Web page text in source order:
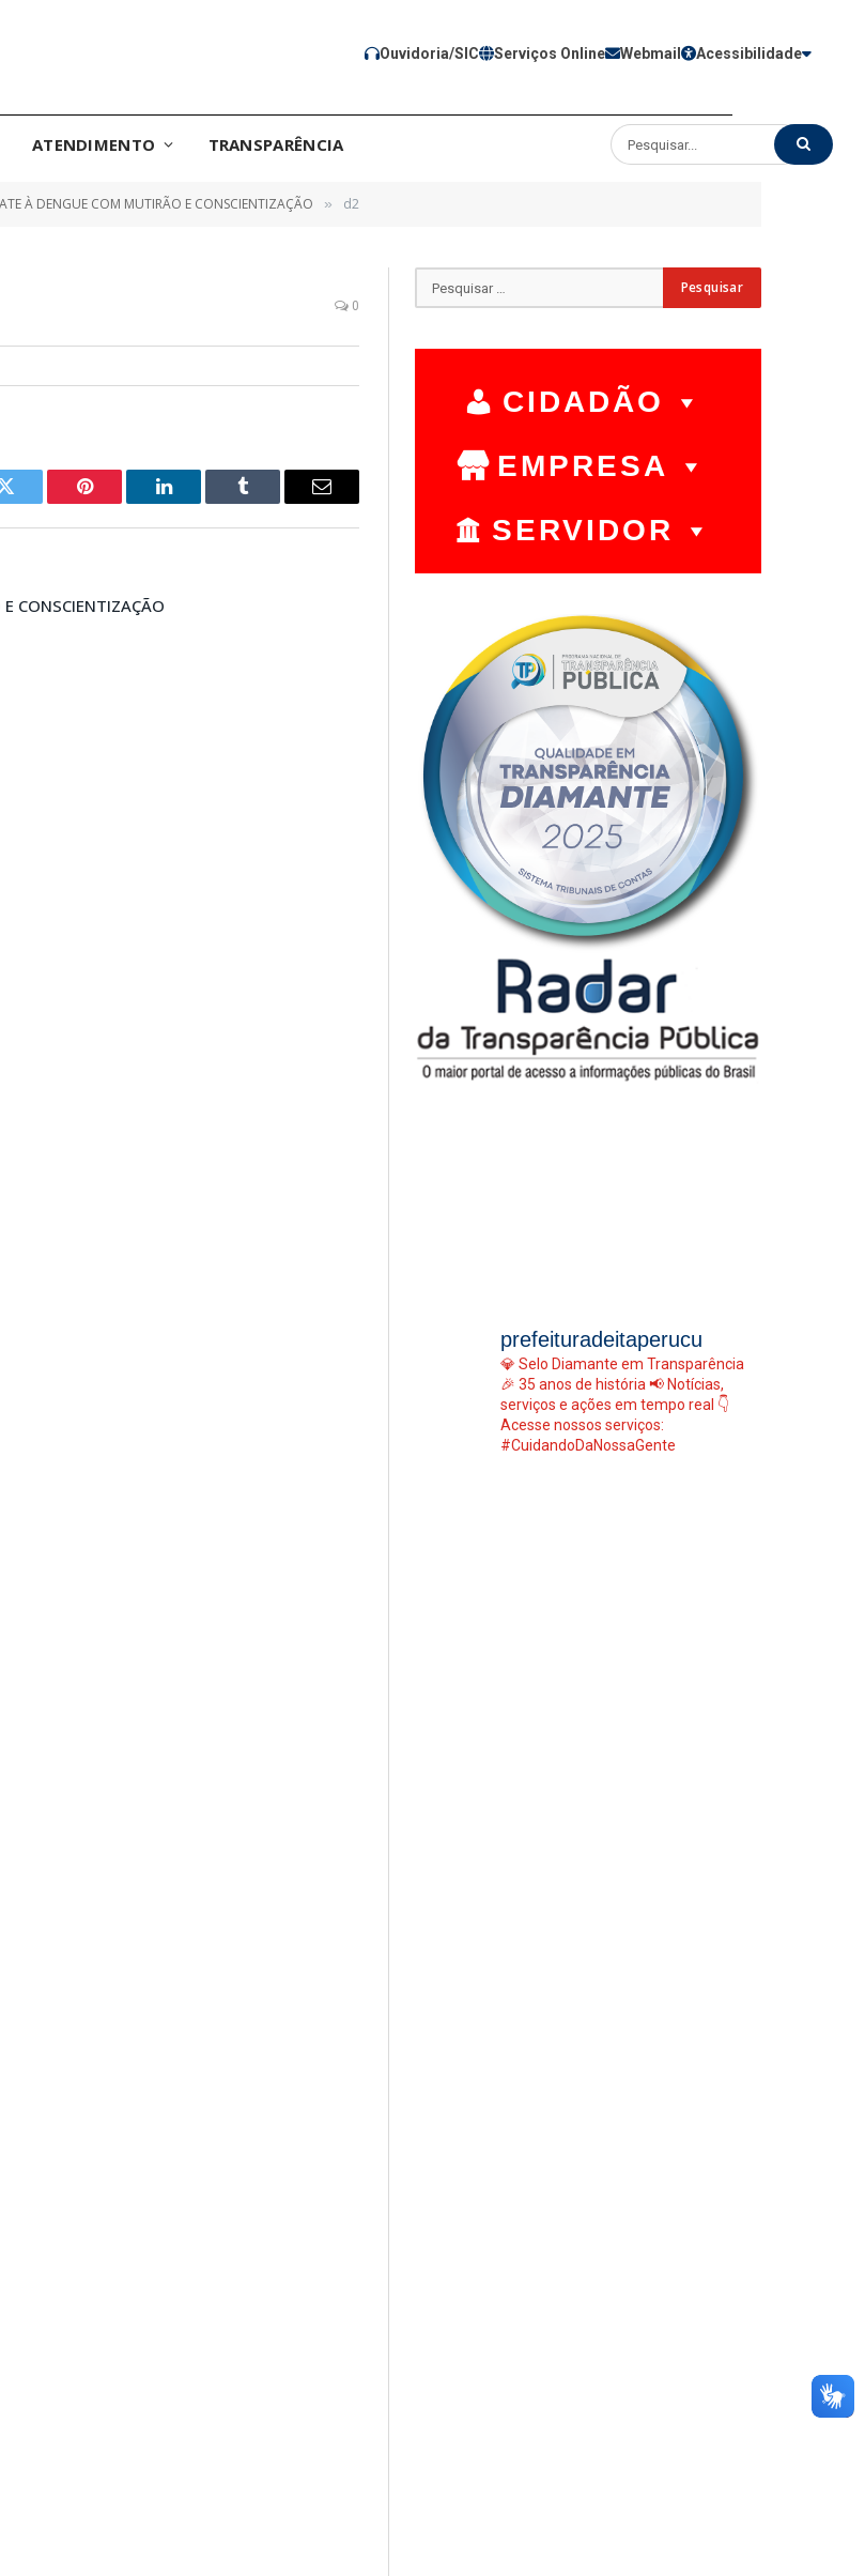
Ouvidoria/SIC Serviços Online Webmail Acessibilidade
ATENDIMENTO TRANSPARÊNCIA
À DENGUE COM MUTIRÃO E CONSCIENTIZAÇÃO » d2
0
Twitter Pinterest LinkedIn Tumblr
E-
CONSCIENTIZAÇÃO
CIDADÃO
EMPRESA
SERVIDOR
prefeituradeitaperucu
💎 Selo Diamante em Transparência
🎉 35 anos de história 📢 Notícias,
serviços e ações em tempo real 👇
Acesse nossos serviços:
#CuidandoDaNossaGente